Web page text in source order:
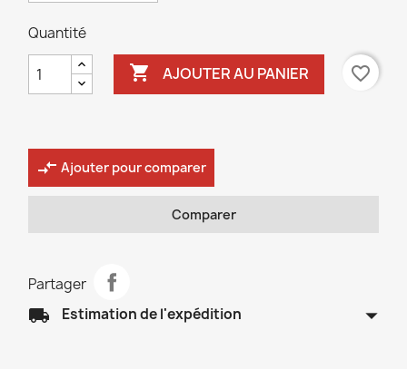
Quantité
 AJOUTER AU PANIER favorite_border
compare_arrows Ajouter pour comparer
Comparer
Partager
local_shipping Estimation de l'expédition arrow_drop_down